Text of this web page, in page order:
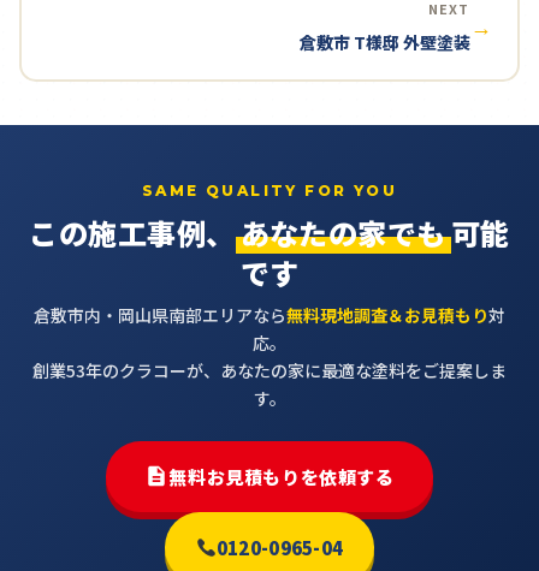
NEXT
倉敷市 T様邸 外壁塗装
→
SAME QUALITY FOR YOU
この施工事例、 あなたの家でも可能
です
倉敷市内・岡山県南部エリアなら無料現地調査＆お見積もり対
応。
創業53年のクラコーが、あなたの家に最適な塗料をご提案しま
す。
無料お見積もりを依頼する
0120-0965-04